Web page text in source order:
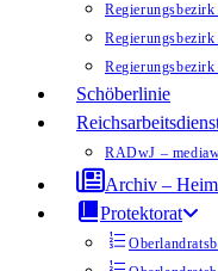
Regierungsbezirk
Schöberlinie
RADwJ –
Archiv –
Protektorat